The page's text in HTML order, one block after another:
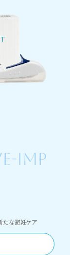
IMP
たな避妊ケア